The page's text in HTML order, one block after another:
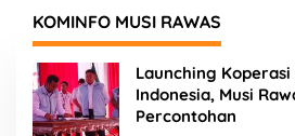
KOMINFO MUSI RAWAS
Launching
Indonesia, Musi
Percontohan